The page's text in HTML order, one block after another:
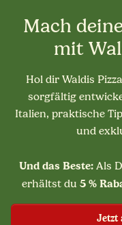
Mach
mit
Hol dir Waldis
sorgfältig
Italien, praktische
und
Und das Beste: Als
erhältst du 5 %
Jetzt